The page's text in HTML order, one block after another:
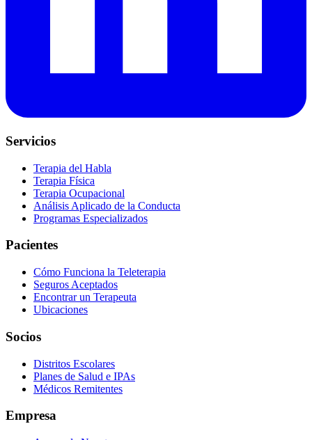
Servicios
Terapia del Habla
Terapia Física
Terapia Ocupacional
Análisis Aplicado de la Conducta
Programas Especializados
Pacientes
Cómo Funciona la Teleterapia
Seguros Aceptados
Encontrar un Terapeuta
Ubicaciones
Socios
Distritos Escolares
Planes de Salud e IPAs
Médicos Remitentes
Empresa